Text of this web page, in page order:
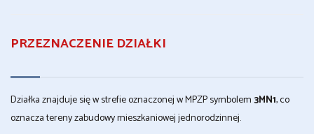
PRZEZNACZENIE DZIAŁKI
Działka znajduje się w strefie oznaczonej w MPZP symbolem3MN1, co
oznacza tereny zabudowy mieszkaniowej jednorodzinnej.